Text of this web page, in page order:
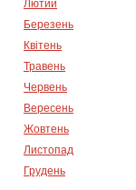
Лютий
Березень
Квітень
Травень
Червень
Вересень
Жовтень
Листопад
Грудень